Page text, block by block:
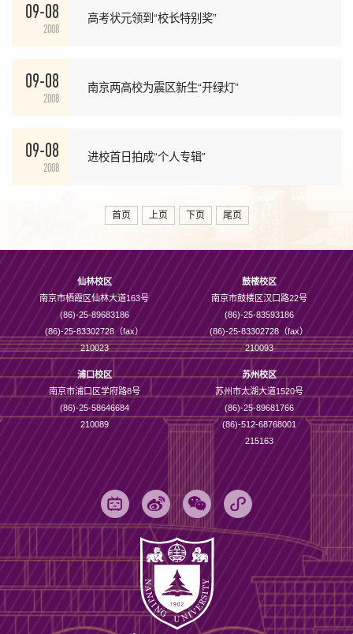
09-08
2008
高考状元领到“校长特别奖”
09-08
2008
南京两高校为震区新生“开绿灯”
09-08
2008
进校首日拍成“个人专辑”
首页 上页 下页 尾页
仙林校区
南京市栖霞区仙林大道163号
(86)-25-89683186
(86)-25-83302728（fax）
210023
鼓楼校区
南京市鼓楼区汉口路22号
(86)-25-83593186
(86)-25-83302728（fax）
210093
浦口校区
南京市浦口区学府路8号
(86)-25-58646684
210089
苏州校区
苏州市太湖大道1520号
(86)-25-89681766
(86)-512-68768001
215163